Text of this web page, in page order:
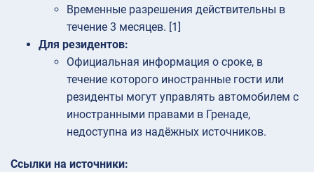
Временные разрешения действительны в
течение 3 месяцев. [1]
Для резидентов:
Официальная информация о сроке, в
течение которого иностранные гости или
резиденты могут управлять автомобилем с
иностранными правами в Гренаде,
недоступна из надёжных источников.
Ссылки на источники: